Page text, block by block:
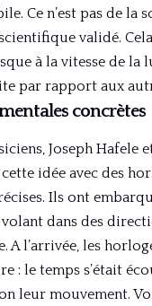
Ce n’est pas de la
validé.
à la vitesse de la
par rapport aux
concrètes
Joseph Hafele
idée avec des
Ils ont
dans des
A l’arrivée, les
: le temps s’était
leur mouvement.